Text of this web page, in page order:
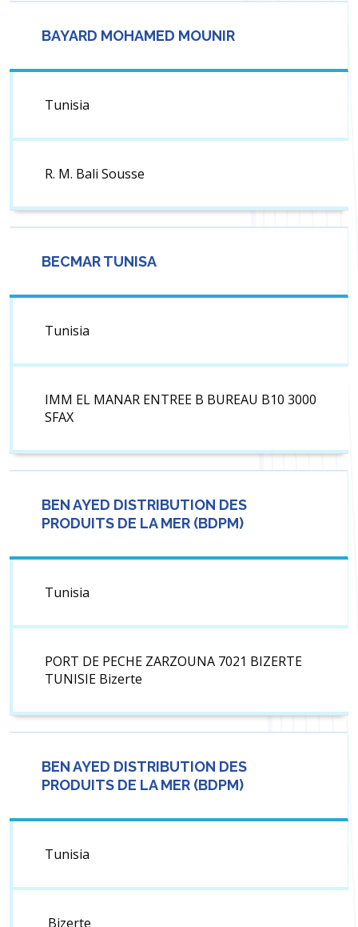
BAYARD MOHAMED MOUNIR
Tunisia
R. M. Bali Sousse
BECMAR TUNISA
Tunisia
IMM EL MANAR ENTREE B BUREAU B10 3000
SFAX
BEN AYED DISTRIBUTION DES
PRODUITS DE LA MER (BDPM)
Tunisia
PORT DE PECHE ZARZOUNA 7021 BIZERTE
TUNISIE Bizerte
BEN AYED DISTRIBUTION DES
PRODUITS DE LA MER (BDPM)
Tunisia
Bizerte